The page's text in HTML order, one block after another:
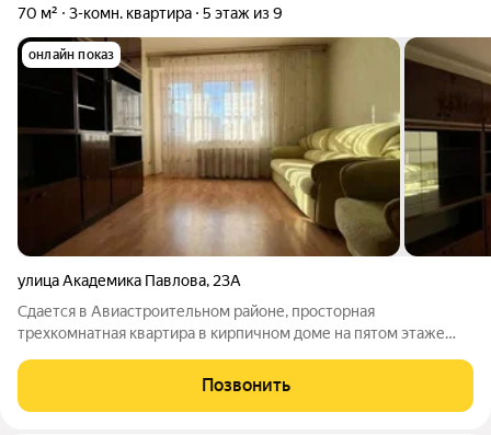
70 м² 3-комн. квартира 5 этаж из 9
онлайн показ
улица Академика Павлова, 23А
Сдается в Авиастроительном районе, просторная
трехкомнатная квартира в кирпичном доме на пятом этаже
"Авиастроительная". Общая площадь квартиры составляет 70
Позвонить